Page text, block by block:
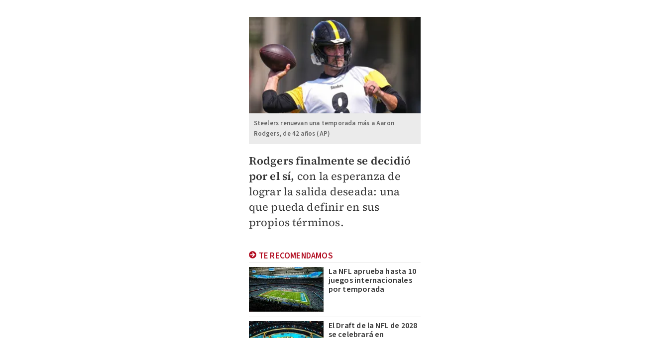
Steelers renuevan una temporada más a Aaron
Rodgers, de 42 años (AP)
Rodgers finalmente se decidió
por el sí, con la esperanza de
lograr la salida deseada: una
que pueda definir en sus
propios términos.
TE RECOMENDAMOS
La NFL aprueba hasta 10
juegos internacionales
por temporada
El Draft de la NFL de 2028
se celebrará en